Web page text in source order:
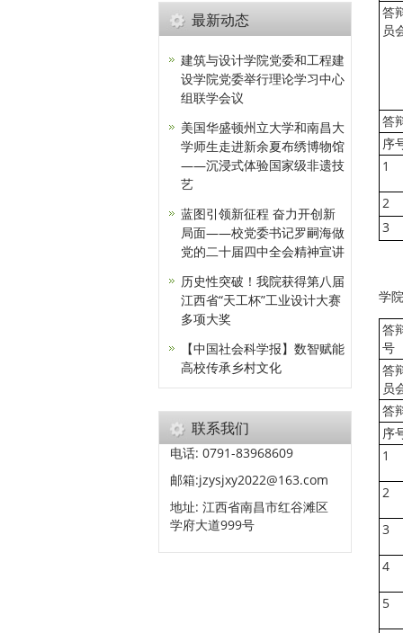
答
员
答
序
1
2
3
学
答
号
答
员
答
序
1
2
3
4
5
最新动态
建筑与设计学院党委和工程建
设学院党委举行理论学习中心
组联学会议
美国华盛顿州立大学和南昌大
学师生走进新余夏布绣博物馆
——沉浸式体验国家级非遗技
艺
蓝图引领新征程 奋力开创新
局面——校党委书记罗嗣海做
党的二十届四中全会精神宣讲
历史性突破！我院获得第八届
江西省“天工杯”工业设计大赛
多项大奖
【中国社会科学报】数智赋能
高校传承乡村文化
联系我们
电话: 0791-83968609
邮箱:jzysjxy2022@163.com
地址: 江西省南昌市红谷滩区
学府大道999号